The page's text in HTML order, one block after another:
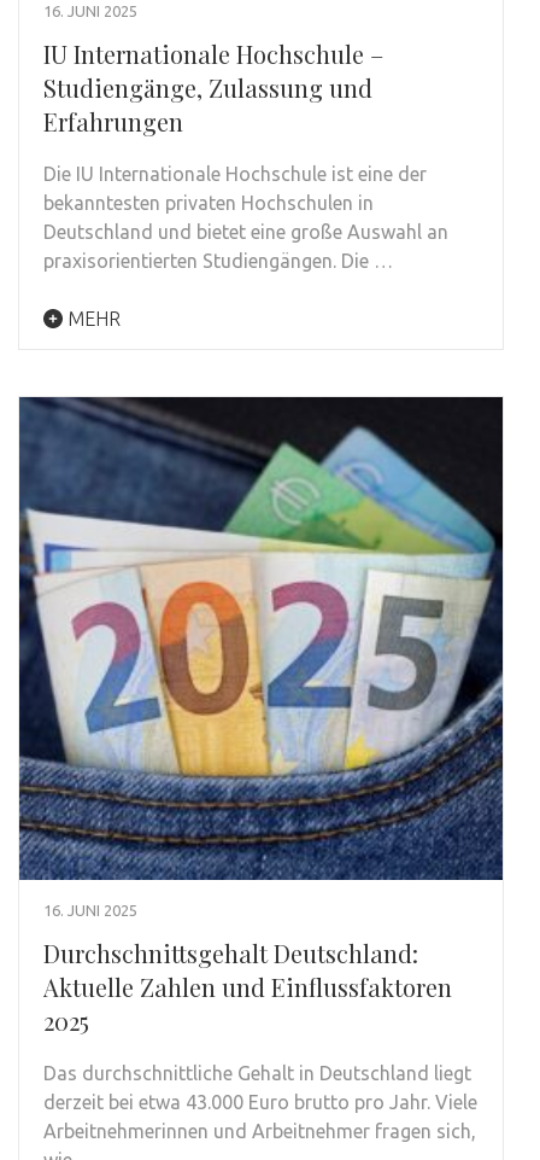
16. JUNI 2025
IU Internationale Hochschule –
Studiengänge, Zulassung und
Erfahrungen
Die IU Internationale Hochschule ist eine der
bekanntesten privaten Hochschulen in
Deutschland und bietet eine große Auswahl an
praxisorientierten Studiengängen. Die …
MEHR
16. JUNI 2025
Durchschnittsgehalt Deutschland:
Aktuelle Zahlen und Einflussfaktoren
2025
Das durchschnittliche Gehalt in Deutschland liegt
derzeit bei etwa 43.000 Euro brutto pro Jahr. Viele
Arbeitnehmerinnen und Arbeitnehmer fragen sich,